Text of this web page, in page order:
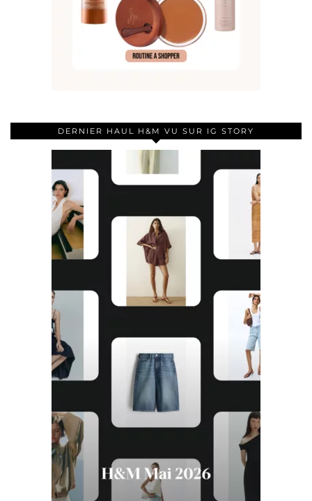
DERNIER HAUL H&M VU SUR IG STORY